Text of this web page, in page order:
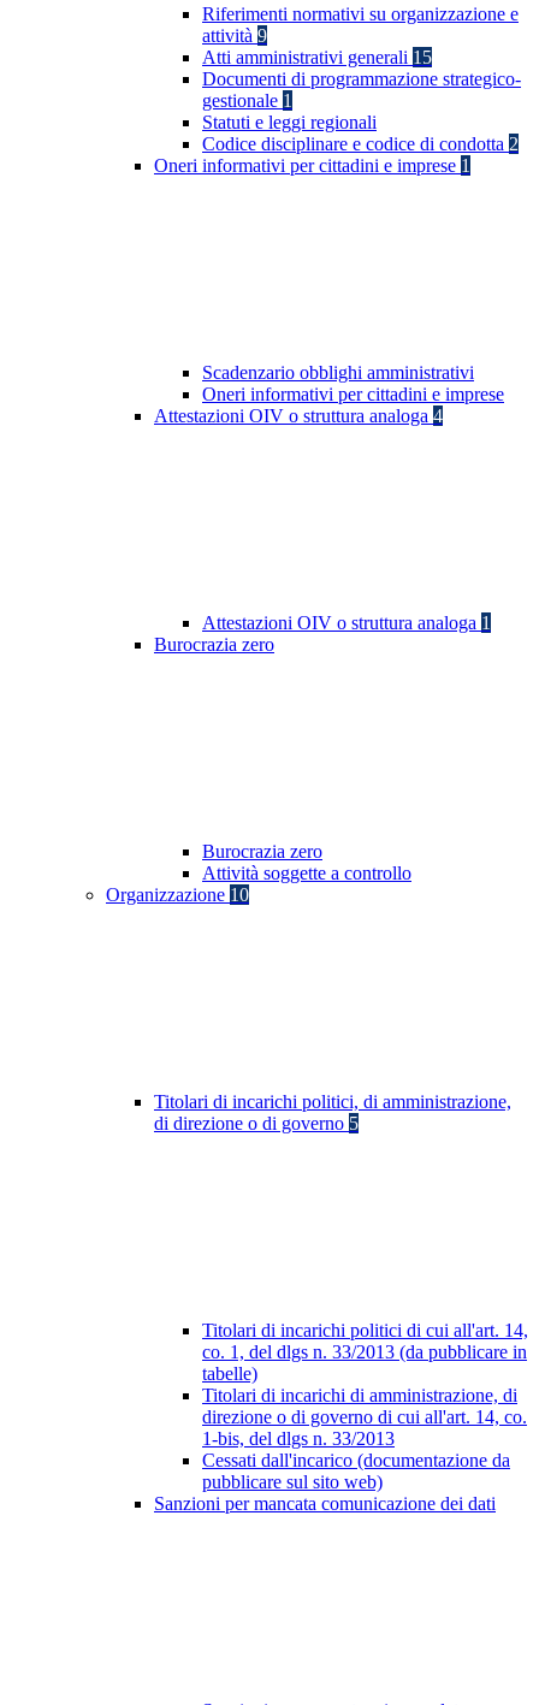
Riferimenti normativi su organizzazione e
attività 9
Atti amministrativi generali 15
Documenti di programmazione strategico-
gestionale 1
Statuti e leggi regionali
Codice disciplinare e codice di condotta 2
Oneri informativi per cittadini e imprese 1
Scadenzario obblighi amministrativi
Oneri informativi per cittadini e imprese
Attestazioni OIV o struttura analoga 4
Attestazioni OIV o struttura analoga 1
Burocrazia zero
Burocrazia zero
Attività soggette a controllo
Organizzazione 10
Titolari di incarichi politici, di amministrazione,
di direzione o di governo 5
Titolari di incarichi politici di cui all'art. 14,
co. 1, del dlgs n. 33/2013 (da pubblicare in
tabelle)
Titolari di incarichi di amministrazione, di
direzione o di governo di cui all'art. 14, co.
1-bis, del dlgs n. 33/2013
Cessati dall'incarico (documentazione da
pubblicare sul sito web)
Sanzioni per mancata comunicazione dei dati